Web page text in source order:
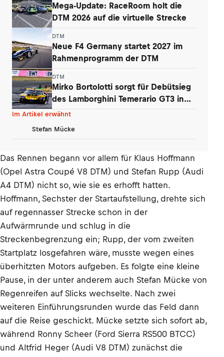
Mega-Update: RaceRoom holt die
DTM 2026 auf die virtuelle Strecke
DTM
Neue F4 Germany startet 2027 im
Rahmenprogramm der DTM
DTM
Mirko Bortolotti sorgt für Debütsieg
des Lamborghini Temerario GT3 in
DTM
Im Artikel erwähnt
Stefan Mücke
Das Rennen begann vor allem für Klaus Hoffmann
(Opel Astra Coupé V8 DTM) und Stefan Rupp (Audi
A4 DTM) nicht so, wie sie es erhofft hatten.
Hoffmann, Sechster der Startaufstellung, drehte sich
auf regennasser Strecke schon in der
Aufwärmrunde und schlug in die
Streckenbegrenzung ein; Rupp, der vom zweiten
Startplatz losgefahren wäre, musste wegen eines
überhitzten Motors aufgeben. Es folgte eine kleine
Pause, in der unter anderem auch Stefan Mücke von
Regenreifen auf Slicks wechselte. Nach zwei
weiteren Einführungsrunden wurde das Feld dann
auf die Reise geschickt. Mücke setzte sich sofort ab,
während Ronny Scheer (Ford Sierra RS500 BTCC)
und Altfrid Heger (Audi V8 DTM) zunächst die